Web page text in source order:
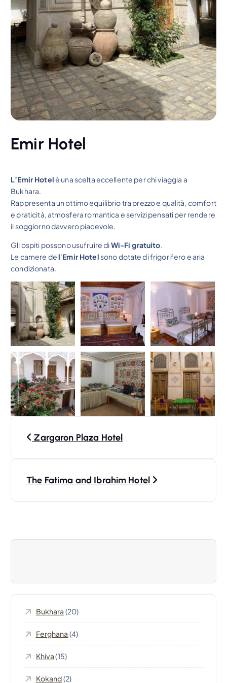
Emir Hotel
L’Emir Hotelè una scelta eccellente per chi viaggia a
Bukhara.
Rappresenta un ottimo equilibrio tra prezzo e qualità, comfort
e praticità, atmosfera romantica e servizi pensati per rendere
il soggiorno davvero piacevole.
Gli ospiti possono usufruire diWi-Fi gratuito.
Le camere dell’Emir Hotelsono dotate di frigorifero e aria
condizionata.
z
Zargaron Plaza Hotel
The Fatima and Ibrahim Hotel
Bukhara (20)
Ferghana (4)
Khiva(15)
Kokand(2)